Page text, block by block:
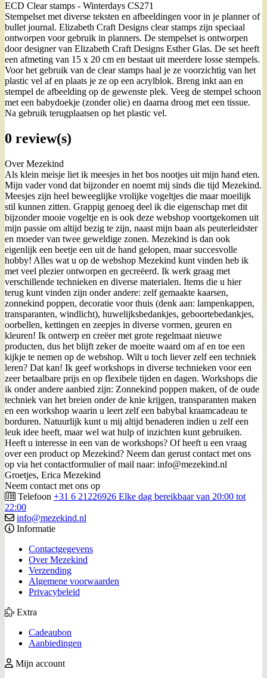
ECD Clear stamps - Winterdays CS271
Stempelset met diverse teksten en afbeeldingen voor in je planner of
bullet journal. Elizabeth Craft Designs clear stamps zijn speciaal
ontworpen voor gebruik in planners. De stempelset is ontworpen
door designer van Elizabeth Craft Designs Esther Glas. De set heeft
een afmeting van 15 x 20 cm en bestaat uit meerdere losse stempels.
Voor het gebruik van de clear stamps haal je ze voorzichtig van het
plastic vel af en plaats je ze op een acrylblok. Breng inkt aan en
stempel de afbeelding op de gewenste plek. Veeg de stempel schoon
met een babydoekje (zonder olie) en daarna droog met een tissue.
Na gebruik terugplaatsen op het plastic vel.
0 review(s)
Over Mezekind
Als klein meisje liet ik meesjes in het bos nootjes uit mijn hand eten.
Mijn vader vond dat bijzonder en noemt mij sinds die tijd Mezekind.
Meesjes zijn heel beweeglijke vrolijke vogeltjes die maar moeilijk
stil kunnen zitten. Grappig genoeg deel ik die eigenschap met dit
bijzonder mooie vogeltje en is ook deze webshop voortgekomen uit
mijn passie om altijd bezig te zijn, naast mijn baan als peuterleidster
en moeder van twee geweldige zonen. Mezekind is dan ook
eigenlijk een beetje een uit de hand gelopen, maar succesvolle
hobby! Alles wat u op de webshop Mezekind kunt vinden heb ik
met veel plezier ontworpen en gecreëerd. Ik werk graag met
verschillende technieken en diverse materialen. Items die u hier
terug kunt vinden zijn onder andere: zelf gemaakte kaarsen,
zonnekind poppen, decoratie voor thuis (denk aan: lampenkappen,
transparanten, windlicht), huwelijksbedankjes, geboortebedankjes,
oorbellen, kettingen en zeepjes in diverse vormen, geuren en
kleuren! Ik ontwerp en creëer met grote regelmaat nieuwe
producten, dus het blijft zeker de moeite waard om af en toe een
kijkje te nemen op de webshop. Wilt u toch liever zelf een techniek
leren? Dat kan! Ik geef workshops in diverse technieken voor een
zeer betaalbare prijs en op flexibele tijden en dagen. Workshops die
ik onder andere aanbied zijn: Zonnekind poppen maken, of de oude
techniek van het breien onder de knie krijgen, transparanten maken
en een workshop waarin u leert zelf een babybal kraamcadeau te
borduren. Natuurlijk kunt u mij altijd benaderen indien u zelf een
leuk idee heeft, maar wel wat hulp of inzichten kunt gebruiken.
Heeft u interesse in een van de workshops? Of heeft u een vraag
over een product op Mezekind? Neem dan gerust contact met ons
op via het contactformulier of mail naar: info@mezekind.nl
Groetjes, Erica Mezekind
Neem contact met ons op
Telefoon +31 6 21226926 Elke dag bereikbaar van 20:00 tot
22:00
info@mezekind.nl
Informatie
Contactgegevens
Over Mezekind
Verzending
Algemene voorwaarden
Privacybeleid
Extra
Cadeaubon
Aanbiedingen
Mijn account